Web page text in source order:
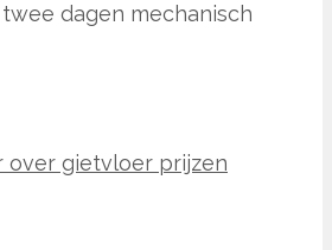
dagen mechanisch
over gietvloer prijzen